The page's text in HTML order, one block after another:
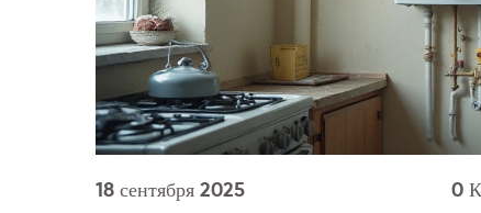
18 сентября 2025 0